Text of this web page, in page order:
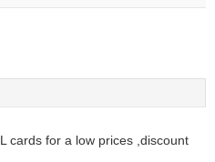
cards for a low prices ,discount